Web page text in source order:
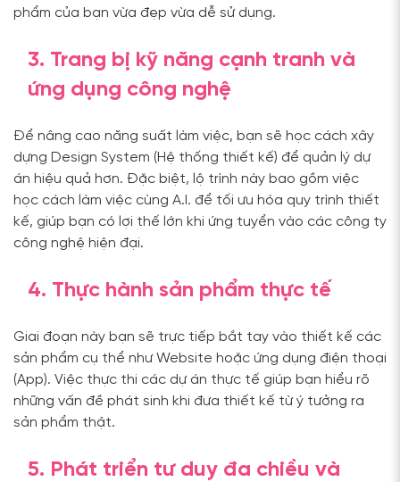
phẩm của bạn vừa đẹp vừa dễ sử dụng.
3. Trang bị kỹ năng cạnh tranh và
ứng dụng công nghệ
Để nâng cao năng suất làm việc, bạn sẽ học cách xây
dựng Design System (Hệ thống thiết kế) để quản lý dự
án hiệu quả hơn. Đặc biệt, lộ trình này bao gồm việc
học cách làm việc cùng A.I. để tối ưu hóa quy trình thiết
kế, giúp bạn có lợi thế lớn khi ứng tuyển vào các công ty
công nghệ hiện đại.
4. Thực hành sản phẩm thực tế
Giai đoạn này bạn sẽ trực tiếp bắt tay vào thiết kế các
sản phẩm cụ thể như Website hoặc ứng dụng điện thoại
(App). Việc thực thi các dự án thực tế giúp bạn hiểu rõ
những vấn đề phát sinh khi đưa thiết kế từ ý tưởng ra
sản phẩm thật.
5. Phát triển tư duy đa chiều và